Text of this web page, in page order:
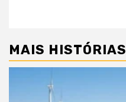
MAIS HISTÓRIAS